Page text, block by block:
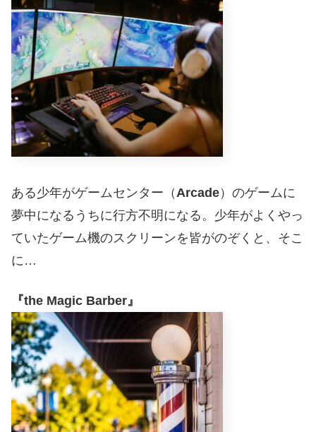
ある少年がゲームセンター（Arcade）のゲームに
夢中になるうちに行方不明になる。少年がよくやっ
ていたゲーム機のスクリーンを皆がのぞくと、そこ
に…
『the Magic Barber』